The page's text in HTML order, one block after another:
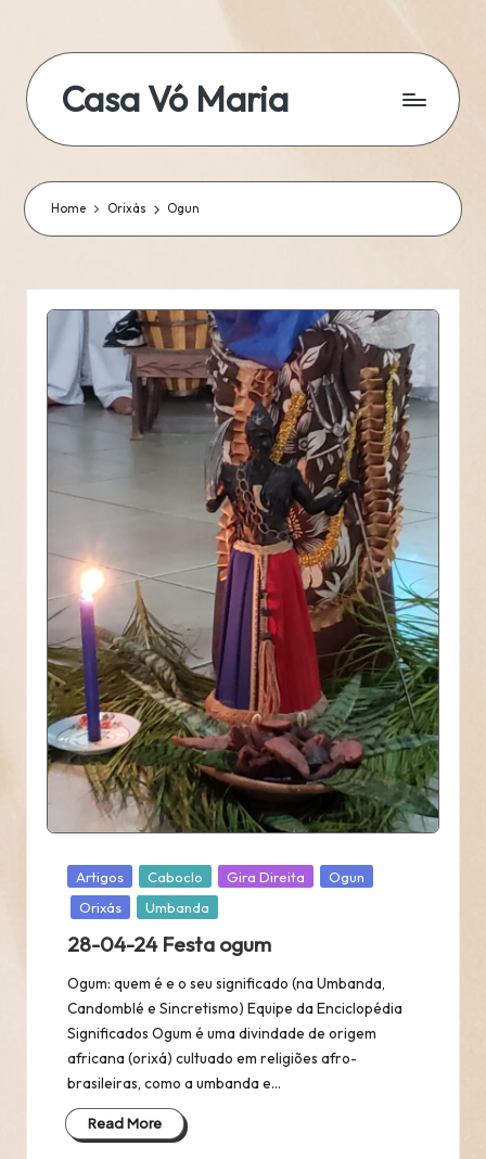
content
Casa Vó Maria
Home Orixás Ogun
Posted
in
Artigos Caboclo Gira Direita
Ogun
Orixás
Umbanda
28-04-24 Festa ogum
Ogum: quem é e o seu significado (na Umbanda,
Candomblé e Sincretismo) Equipe da Enciclopédia
Significados Ogum é uma divindade de origem
africana (orixá) cultuado em religiões afro-
brasileiras, como a umbanda e…
Read More